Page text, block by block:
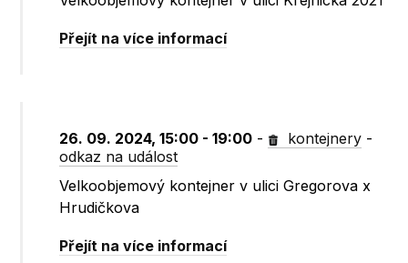
Přejít na více informací
26. 09. 2024, 15:00 - 19:00 - kontejnery -
odkaz na událost
Velkoobjemový kontejner v ulici Gregorova x
Hrudičkova
Přejít na více informací